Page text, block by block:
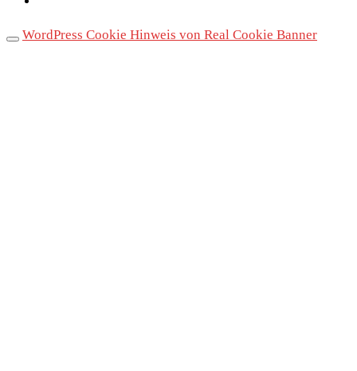
WordPress Cookie Hinweis von Real Cookie Banner